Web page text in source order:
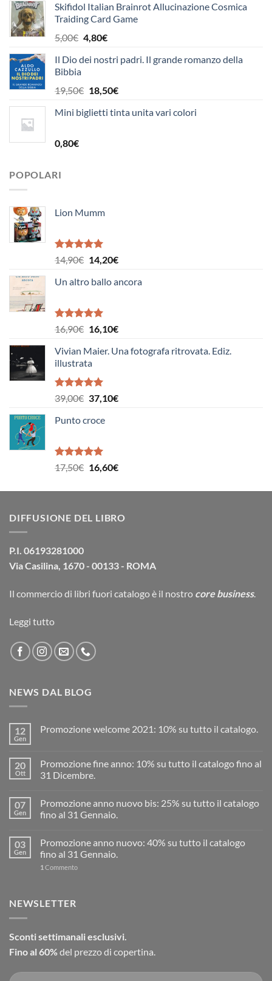
originale
era:
8,00€.
attuale
è:
7,60€.
Skifidol Italian Brainrot Allucinazione Cosmica
Traiding Card Game
5,00€ Il
originale
5,00€.
4,80€Il
attuale
4,80€.
Il Dio dei nostri padri. Il grande romanzo della
Bibbia
19,50€ Il
originale
18,50€Il
attuale
Mini biglietti tinta unita vari colori
0,80€
POPOLARI
Lion Mumm
Valutato
5.00
14,90€ Il
originale
14,90€.
14,20€Il
attuale
Un altro ballo ancora
Valutato
5.00
16,90€ Il
originale
era:
16,90€.
16,10€Il
attuale
Vivian Maier. Una fotografa ritrovata. Ediz.
illustrata
Valutato
5.00
39,00€ Il
originale
39,00€.
37,10€Il
Punto croce
Valutato
5.00
17,50€ Il
originale
17,50€.
16,60€Il
attuale
16,60€.
DIFFUSIONE DEL LIBRO
P.I. 06193281000
Via Casilina, 1670 - 00133 - ROMA
Il commercio di libri fuori catalogoè il nostro core business.
Leggi tutto
NEWS DAL BLOG
12
Gen
Promozione welcome 2021: 10% su tutto il catalogo.
20
Ott
Promozione fine anno: 10% su tutto il catalogo fino al
31 Dicembre.
07
Gen
Promozione anno nuovo bis: 25% su tutto il catalogo
fino al 31 Gennaio.
03
Gen
Promozione anno nuovo: 40% su tutto il catalogo
fino al 31 Gennaio.
1 Commento
NEWSLETTER
Sconti settimanali esclusivi.
Fino al 60%del prezzo di copertina.